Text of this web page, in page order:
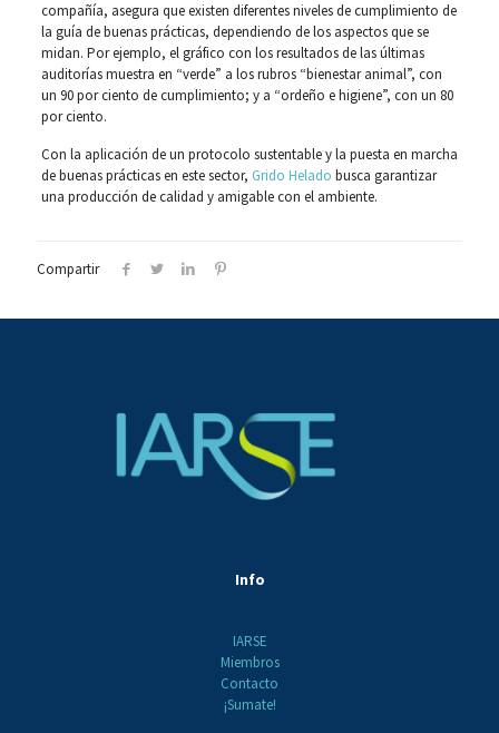
compañía, asegura que existen diferentes niveles de cumplimiento de
la guía de buenas prácticas, dependiendo de los aspectos que se
midan. Por ejemplo, el gráfico con los resultados de las últimas
auditorías muestra en “verde” a los rubros “bienestar animal”, con
un 90 por ciento de cumplimiento; y a “ordeño e higiene”, con un 80
por ciento.
Con la aplicación de un protocolo sustentable y la puesta en marcha
de buenas prácticas en este sector, Grido Helado busca garantizar
una producción de calidad y amigable con el ambiente.
Compartir
Info
IARSE
Miembros
Contacto
¡Sumate!